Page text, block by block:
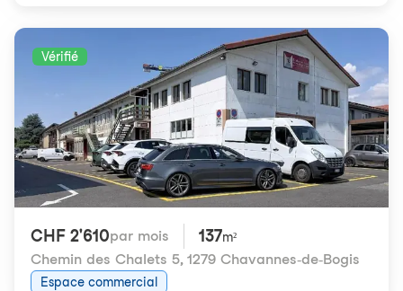
Vérifié
CHF 2'610par mois 137m²
Chemin des Chalets 5, 1279 Chavannes-de-Bogis
Espace commercial